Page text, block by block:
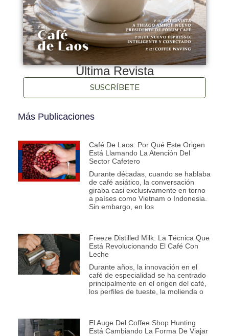
Última Revista
SUSCRÍBETE
Más Publicaciones
Café De Laos: Por Qué Este Origen
Está Llamando La Atención Del
Sector Cafetero
Durante décadas, cuando se hablaba
de café asiático, la conversación
giraba casi exclusivamente en torno
a países como Vietnam o Indonesia.
Sin embargo, en los
Freeze Distilled Milk: La Técnica Que
Está Revolucionando El Café Con
Leche
Durante años, la innovación en el
café de especialidad se ha centrado
principalmente en el origen del café,
los perfiles de tueste, la molienda o
El Auge Del Coffee Shop Hunting
Está Cambiando La Forma De Viajar